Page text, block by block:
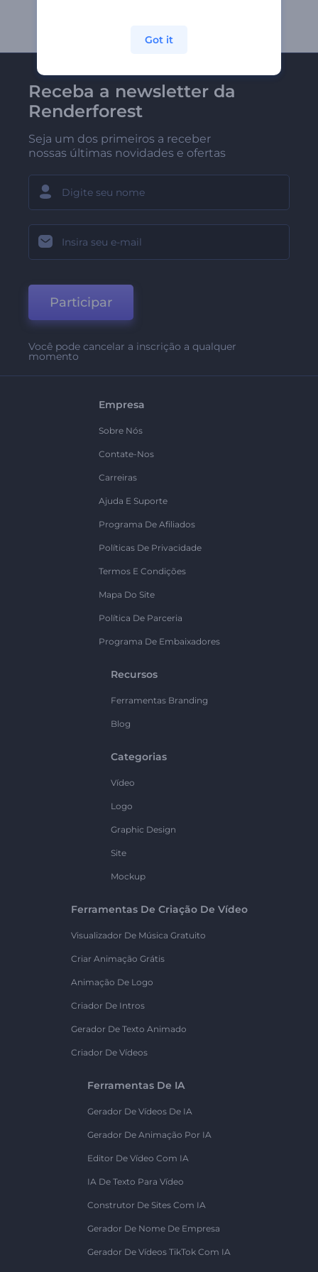
Receba a newsletter da
Renderforest
Seja um dos primeiros a receber
nossas últimas novidades e ofertas
Participar
Você pode cancelar a inscrição a qualquer
momento
Empresa
Sobre Nós
Contate-Nos
Carreiras
Ajuda E Suporte
Programa De Afiliados
Políticas De Privacidade
Termos E Condições
Mapa Do Site
Política De Parceria
Programa De Embaixadores
Recursos
Ferramentas Branding
Blog
Categorias
Vídeo
Logo
Graphic Design
Site
Mockup
Ferramentas De Criação De Vídeo
Visualizador De Música Gratuito
Criar Animação Grátis
Animação De Logo
Criador De Intros
Gerador De Texto Animado
Criador De Vídeos
Ferramentas De IA
Gerador De Vídeos De IA
Gerador De Animação Por IA
Editor De Vídeo Com IA
IA De Texto Para Vídeo
Construtor De Sites Com IA
Gerador De Nome De Empresa
Gerador De Vídeos TikTok Com IA
Got it